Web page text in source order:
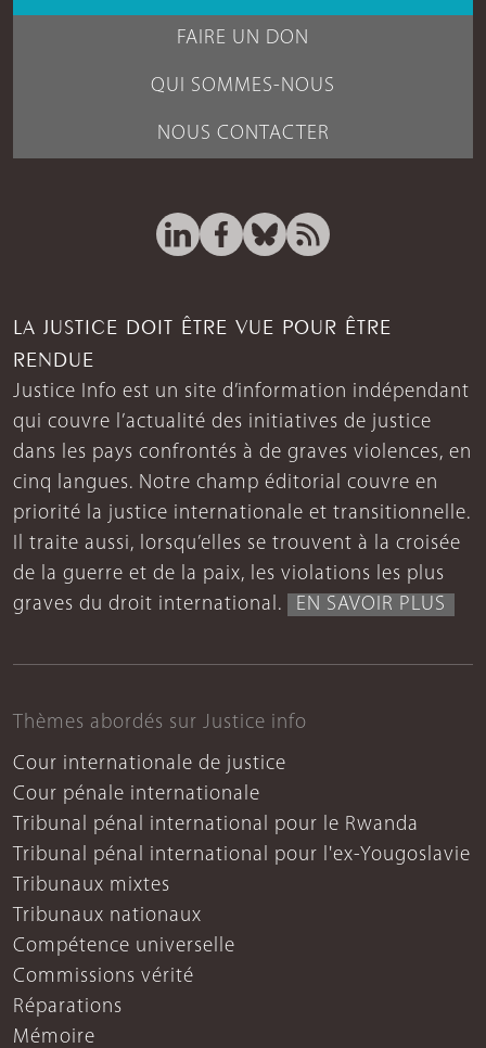
FAIRE UN DON
QUI SOMMES-NOUS
NOUS CONTACTER
LA JUSTICE DOIT ÊTRE VUE POUR ÊTRE
RENDUE
Justice Info est un site d’information indépendant
qui couvre l’actualité des initiatives de justice
dans les pays confrontés à de graves violences, en
cinq langues. Notre champ éditorial couvre en
priorité la justice internationale et transitionnelle.
Il traite aussi, lorsqu’elles se trouvent à la croisée
de la guerre et de la paix, les violations les plus
graves du droit international.
EN SAVOIR PLUS
Thèmes abordés sur Justice info
Cour internationale de justice
Cour pénale internationale
Tribunal pénal international pour le Rwanda
Tribunal pénal international pour l'ex-Yougoslavie
Tribunaux mixtes
Tribunaux nationaux
Compétence universelle
Commissions vérité
Réparations
Mémoire